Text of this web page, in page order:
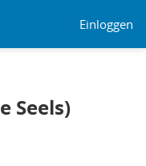
Einloggen
Seels)